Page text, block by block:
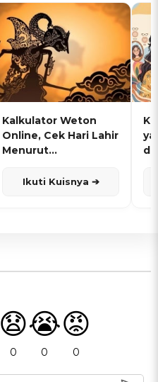
Kalkulator Weton
Online, Cek Hari Lahir
Menurut
Ikuti Kuisnya ➔
😧
0
😭
0
😡
0